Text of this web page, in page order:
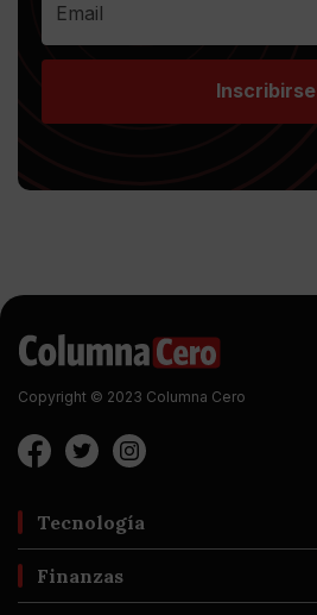
Inscribirse
Copyright © 2023 Columna Cero
Tecnología
Finanzas